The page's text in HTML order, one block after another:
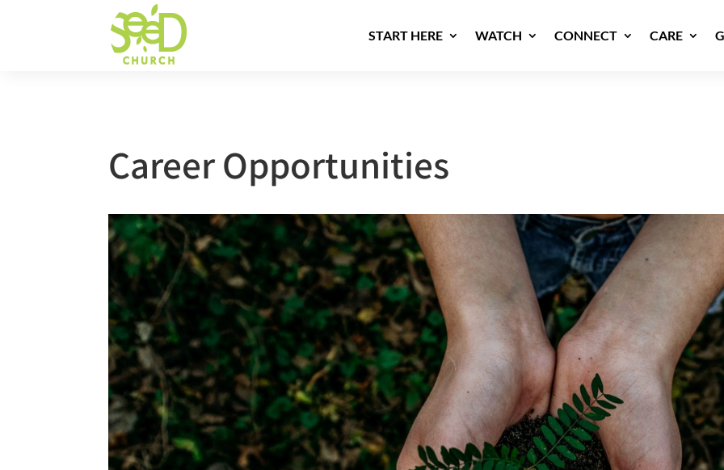
START HERE WATCH CONNECT CARE
Career Opportunities